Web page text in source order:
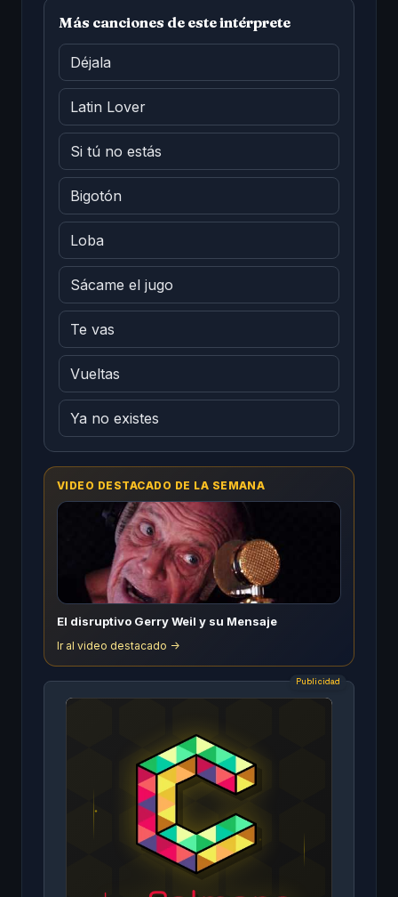
Más canciones de este intérprete
Déjala
Latin Lover
Si tú no estás
Bigotón
Loba
Sácame el jugo
Te vas
Vueltas
Ya no existes
VIDEO DESTACADO DE LA SEMANA
El disruptivo Gerry Weil y su Mensaje
Ir al video destacado ->
Publicidad